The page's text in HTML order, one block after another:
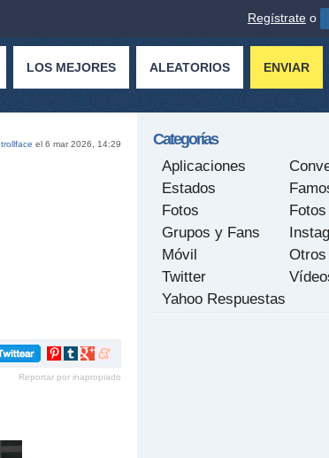
Regístrate o
LOS MEJORES ALEATORIOS ENVIAR
trollface el 6 mar 2026, 14:29
Compartir
Pinterest
Compartir
tumblr
Compartir
Google+
Compartir
meneame
Reportar por inapropiado
Categorías
Aplicaciones
Estados
Fotos
Grupos y Fans
Móvil
Otros
Twitter
Yahoo Respuestas